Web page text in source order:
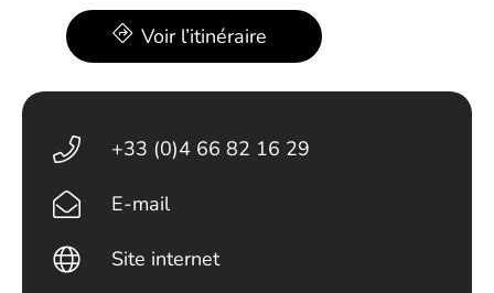
Voir l’itinéraire
+33 (0)4 66 82 16 29
E-mail
Site internet